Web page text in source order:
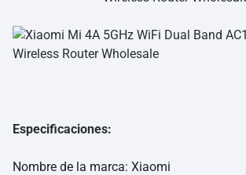
Especificaciones:
Nombre de la marca: Xiaomi